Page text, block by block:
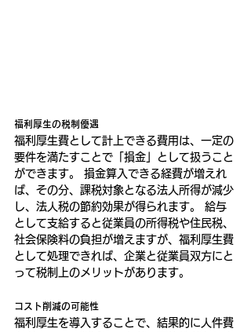
福利厚生の税制優遇
福利厚生費として計上できる費用は、一定の
要件を満たすことで「損金」として扱うこと
ができます。 損金算入できる経費が増えれ
ば、その分、課税対象となる法人所得が減少
し、法人税の節約効果が得られます。 給与
として支給すると従業員の所得税や住民税、
社会保険料の負担が増えますが、福利厚生費
として処理できれば、企業と従業員双方にと
って税制上のメリットがあります。
コスト削減の可能性
福利厚生を導入することで、結果的に人件費